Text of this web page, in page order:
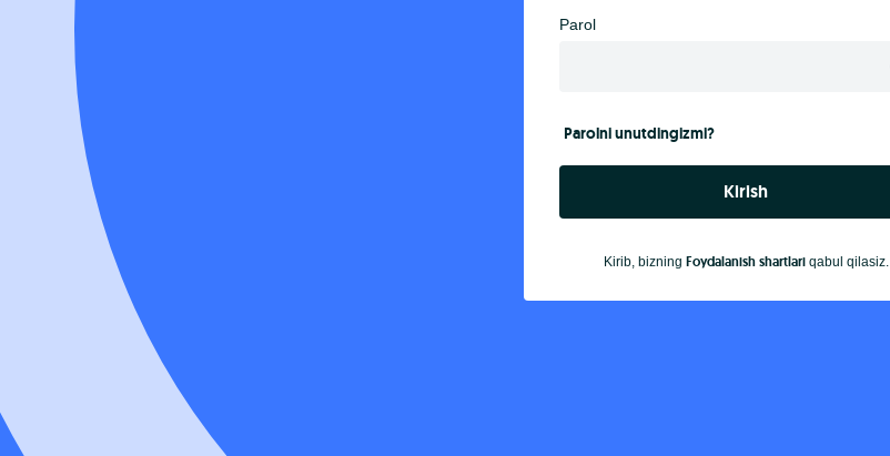
Parol
Parolni unutdingizmi?
Kirish
Kirib, bizning Foydalanish shartlariqabul qilasiz.